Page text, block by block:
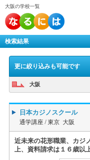
大阪の学校一覧
検索結果
更に絞り込みも可能です
大阪
日本カジノスクール
通学講座 /東京 大阪
近未来の花形職業、カ
上、資料請求は１６歳以